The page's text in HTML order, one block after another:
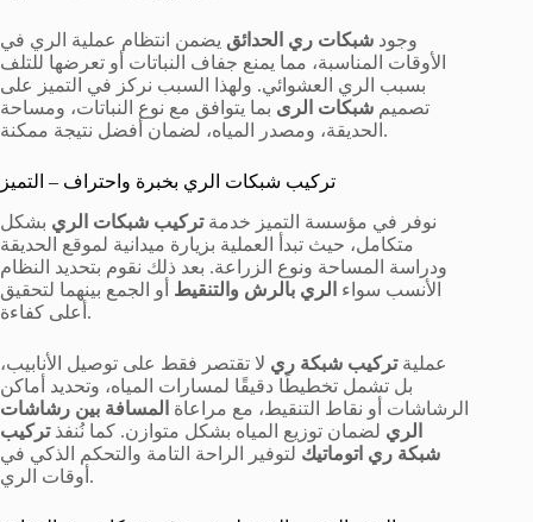
وجود شبكات ري الحدائق يضمن انتظام عملية الري في
الأوقات المناسبة، مما يمنع جفاف النباتات أو تعرضها للتلف
بسبب الري العشوائي. ولهذا السبب نركز في التميز على
تصميم شبكات الرى بما يتوافق مع نوع النباتات، ومساحة
الحديقة، ومصدر المياه، لضمان أفضل نتيجة ممكنة.
تركيب شبكات الري بخبرة واحتراف – التميز
نوفر في مؤسسة التميز خدمةتركيب شبكات الري بشكل
متكامل، حيث تبدأ العملية بزيارة ميدانية لموقع الحديقة
ودراسة المساحة ونوع الزراعة. بعد ذلك نقوم بتحديد النظام
الأنسب سواء الري بالرش والتنقيط أو الجمع بينهما لتحقيق
أعلى كفاءة.
عمليةتركيب شبكة ري لا تقتصر فقط على توصيل الأنابيب،
بل تشمل تخطيطًا دقيقًا لمسارات المياه، وتحديد أماكن
الرشاشات أو نقاط التنقيط، مع مراعاة المسافة بين رشاشات
الري لضمان توزيع المياه بشكل متوازن. كما نُنفذتركيب
شبكة ري اتوماتيك لتوفير الراحة التامة والتحكم الذكي في
أوقات الري.